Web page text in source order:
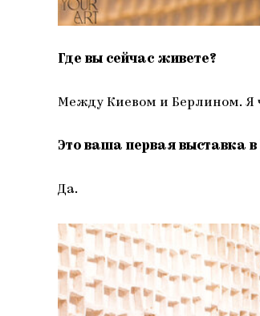
Где вы сейчас живете?
Между Киевом и Берлином. Я
Это ваша первая выставка в
Да.